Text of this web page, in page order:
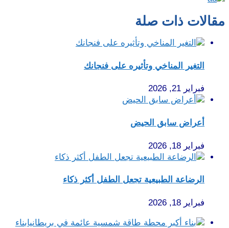
مقالات ذات صلة
التغير المناخي وتأثيره على فنجانك
فبراير 21, 2026
أعراض سابق الحيض
فبراير 18, 2026
الرضاعة الطبيعية تجعل الطفل أكثر ذكاء
فبراير 18, 2026
بناء